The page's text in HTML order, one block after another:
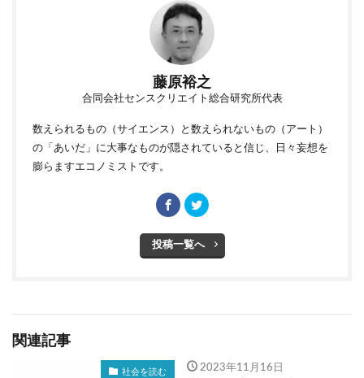
藤原裕之
合同会社センスクリエイト総合研究所代表
数えられるもの（サイエンス）と数えられないもの（アート）
の「あいだ」に大事なものが隠されていると信じ、日々妄想を
膨らますエコノミストです。
投稿一覧へ
関連記事
社会を読む 2023年11月16日